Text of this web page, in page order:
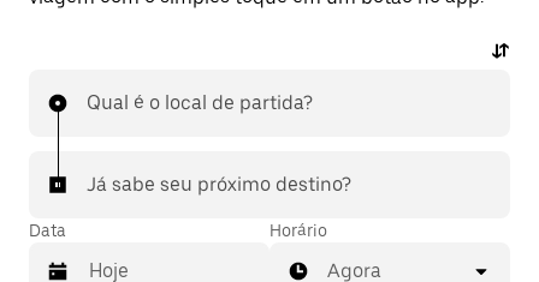
Qual é o local de partida?
Já sabe seu próximo destino?
Data Horário
Agora